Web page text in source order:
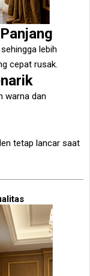
lebih
cepat rusak.
warna dan
tetap lancar saat